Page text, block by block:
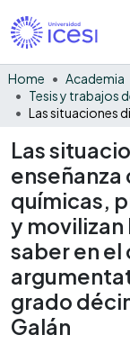
Home Academia
Tesis y trabajos
Las
enseñanza
químicas,
y
saber en
grado
Galán